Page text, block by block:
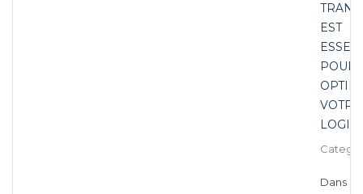
EST
POUR
VOTRE
Dans